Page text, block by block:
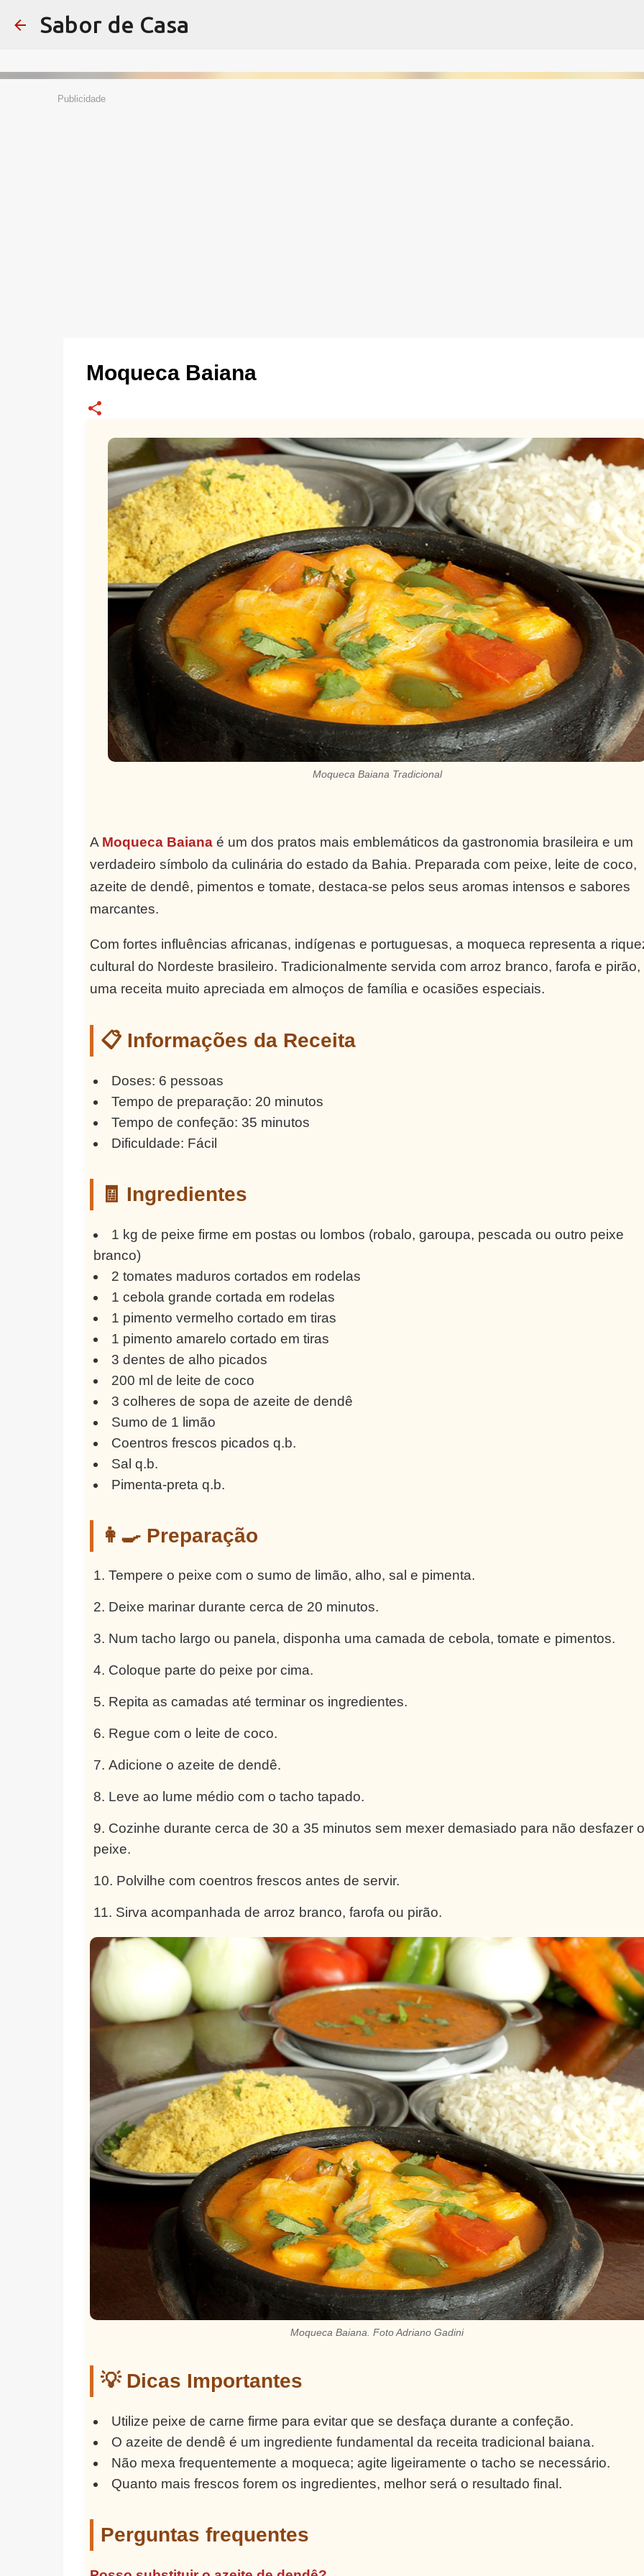
Sabor de Casa
Publicidade
Moqueca Baiana
Moqueca Baiana Tradicional
A Moqueca Baianaé um dos pratos mais emblemáticos da gastronomia brasileira e um
verdadeiro símbolo da culinária do estado da Bahia. Preparada com peixe, leite de coco,
azeite de dendê, pimentos e tomate, destaca-se pelos seus aromas intensos e sabores
marcantes.
Com fortes influências africanas, indígenas e portuguesas, a moqueca representa a
cultural do Nordeste brasileiro. Tradicionalmente servida com arroz branco, farofa e pirão,
uma receita muito apreciada em almoços de família e ocasiões especiais.
📋 Informações da Receita
Doses: 6 pessoas
Tempo de preparação: 20 minutos
Tempo de confeção: 35 minutos
Dificuldade: Fácil
🧾 Ingredientes
1 kg de peixe firme em postas ou lombos (robalo, garoupa, pescada ou outro peixe
branco)
2 tomates maduros cortados em rodelas
1 cebola grande cortada em rodelas
1 pimento vermelho cortado em tiras
1 pimento amarelo cortado em tiras
3 dentes de alho picados
200 ml de leite de coco
3 colheres de sopa de azeite de dendê
Sumo de 1 limão
Coentros frescos picados q.b.
Sal q.b.
Pimenta-preta q.b.
👩‍🍳 Preparação
Tempere o peixe com o sumo de limão, alho, sal e pimenta.
Deixe marinar durante cerca de 20 minutos.
Num tacho largo ou panela, disponha uma camada de cebola, tomate e pimentos.
Coloque parte do peixe por cima.
Repita as camadas até terminar os ingredientes.
Regue com o leite de coco.
Adicione o azeite de dendê.
Leve ao lume médio com o tacho tapado.
Cozinhe durante cerca de 30 a 35 minutos sem mexer demasiado para não desfazer o
peixe.
Polvilhe com coentros frescos antes de servir.
Sirva acompanhada de arroz branco, farofa ou pirão.
Moqueca Baiana. Foto Adriano Gadini
💡 Dicas Importantes
Utilize peixe de carne firme para evitar que se desfaça durante a confeção.
O azeite de dendê é um ingrediente fundamental da receita tradicional baiana.
Não mexa frequentemente a moqueca; agite ligeiramente o tacho se necessário.
Quanto mais frescos forem os ingredientes, melhor será o resultado final.
Perguntas frequentes